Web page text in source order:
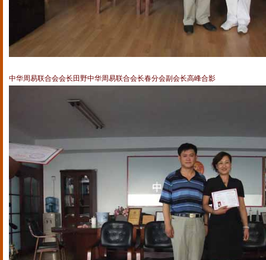
中华周易联合会会长田野中华周易联合会长春分会副会长高峰合影